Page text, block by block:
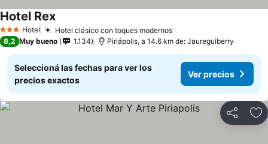
3 Estrellas
Hotel Hotel clásico con toques modernos
Hotel Rex
8,2 Muy bueno 1.134 Piriápolis, a 14.6 km de: Jaureguiberry
Seleccioná las fechas para ver los
precios exactos
Ver precios
Compartir